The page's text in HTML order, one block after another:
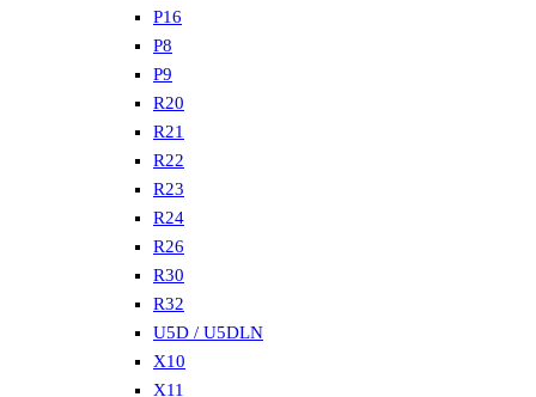
P16
P8
P9
R20
R21
R22
R23
R24
R26
R30
R32
U5D / U5DLN
X10
X11